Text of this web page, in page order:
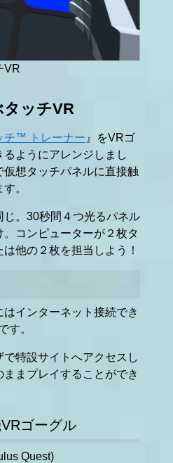
VR
ッチVR
チ™ トレーナー 』をVRゴ
ようにアレンジしまし
想タッチパネルに直接触
。
じ。30秒間４つ光るパネル
コンピューターが２枚タ
他の２枚を担当しよう！
インターネット接続でき
す。
特設サイトへアクセスし
まプレイすることができ
ゴーグル
Quest)